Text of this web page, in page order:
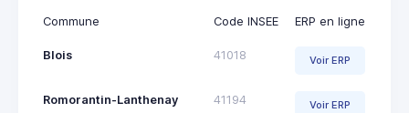
Commune Code INSEE ERP en ligne
Blois 41018 Voir ERP
Romorantin-Lanthenay 41194 Voir ERP